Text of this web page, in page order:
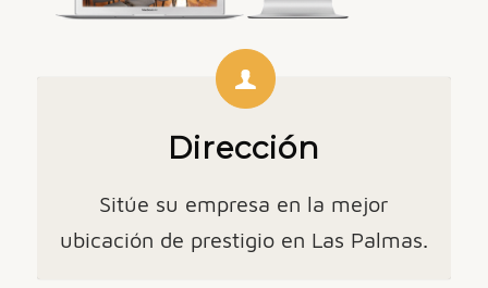
Dirección
Sitúe su empresa en la mejor
ubicación de prestigio en Las Palmas.